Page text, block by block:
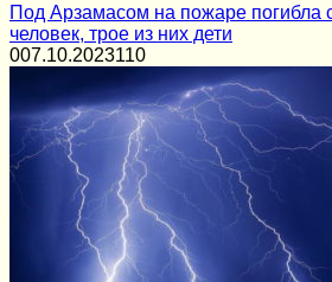
Под Арзамасом на пожаре погибла
человек, трое из них дети
007.10.2023110